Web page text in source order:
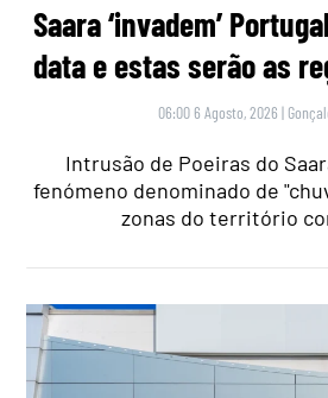
Saara ‘invadem’
data e estas serão as
06:00 6 Agosto, 2026 |
Intrusão de Poeiras do
fenómeno denominado de
zonas do território